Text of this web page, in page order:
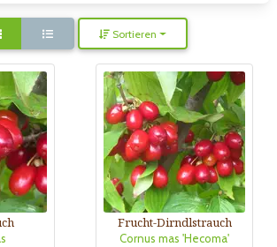
Sortieren
Frucht-Dirndlstrauch
Cornus mas 'Hecoma'